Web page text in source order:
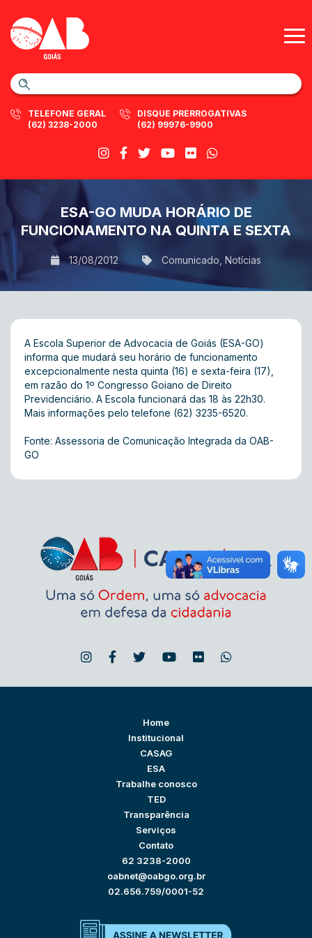
TELEFONE GERAL
(62) 3238-2000
DISQUE PRERROGATIVAS
(62) 99976-9900
ESA-GO MUDA HORÁRIO DE
FUNCIONAMENTO NA QUINTA E SEXTA
13/08/2012 Comunicado Notícias
A Escola Superior de Advocacia de Goiás (ESA-GO)
informa que mudará seu horário de funcionamento
excepcionalmente nesta quinta (16) e sexta-feira (17),
em razão do 1º Congresso Goiano de Direito
Previdenciário. A Escola funcionará das 18 às 22h30.
Mais informações pelo telefone (62) 3235-6520.
Fonte: Assessoria de Comunicação Integrada da OAB-
GO
Home
Institucional
CASAG
ESA
Trabalhe conosco
TED
Transparência
Serviços
Contato
62 3238-2000
oabnet@oabgo.org.br
02.656.759/0001-52